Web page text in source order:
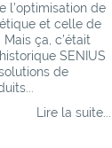
l’optimisation de
et celle de
ça, c’était
SENIUS
de
Lire la suite...